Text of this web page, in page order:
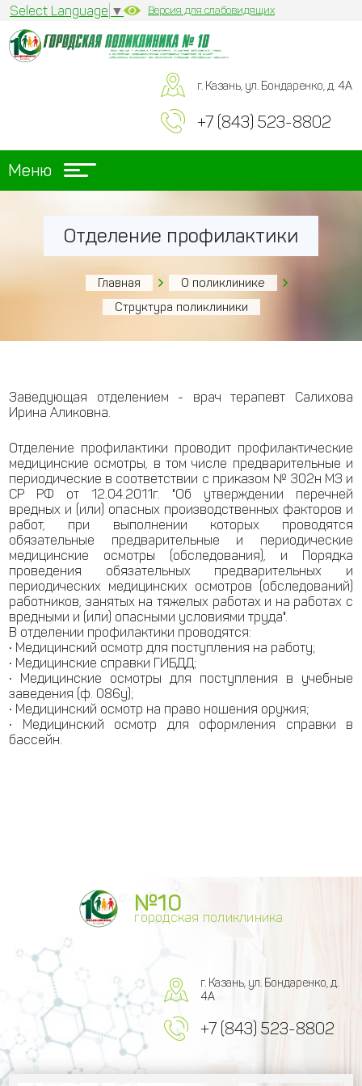
Select Language ▼ Версия для слабовидящих
г. Казань, ул. Бондаренко, д. 4А
+7 (843) 523-8802
Меню
Отделение профилактики
Главная
О поликлинике
Структура поликлиники
Заведующая отделением - врач терапевт Салихова
Ирина Аликовна.
Отделение профилактики проводит профилактические
медицинские осмотры, в том числе предварительные и
периодические в соответствии с приказом № 302н МЗ и
СР РФ от 12.04.2011г. "Об утверждении перечней
вредных и (или) опасных производственных факторов и
работ, при выполнении которых проводятся
обязательные предварительные и периодические
медицинские осмотры (обследования), и Порядка
проведения обязательных предварительных и
периодических медицинских осмотров (обследований)
работников, занятых на тяжелых работах и на работах с
вредными и (или) опасными условиями труда".
В отделении профилактики проводятся:
• Медицинский осмотр для поступления на работу;
• Медицинские справки ГИБДД;
• Медицинские осмотры для поступления в учебные
заведения (ф. 086у);
• Медицинский осмотр на право ношения оружия;
• Медицинский осмотр для оформления справки в
бассейн.
№10
городская поликлиника
г. Казань, ул. Бондаренко, д.
4А
+7 (843) 523-8802